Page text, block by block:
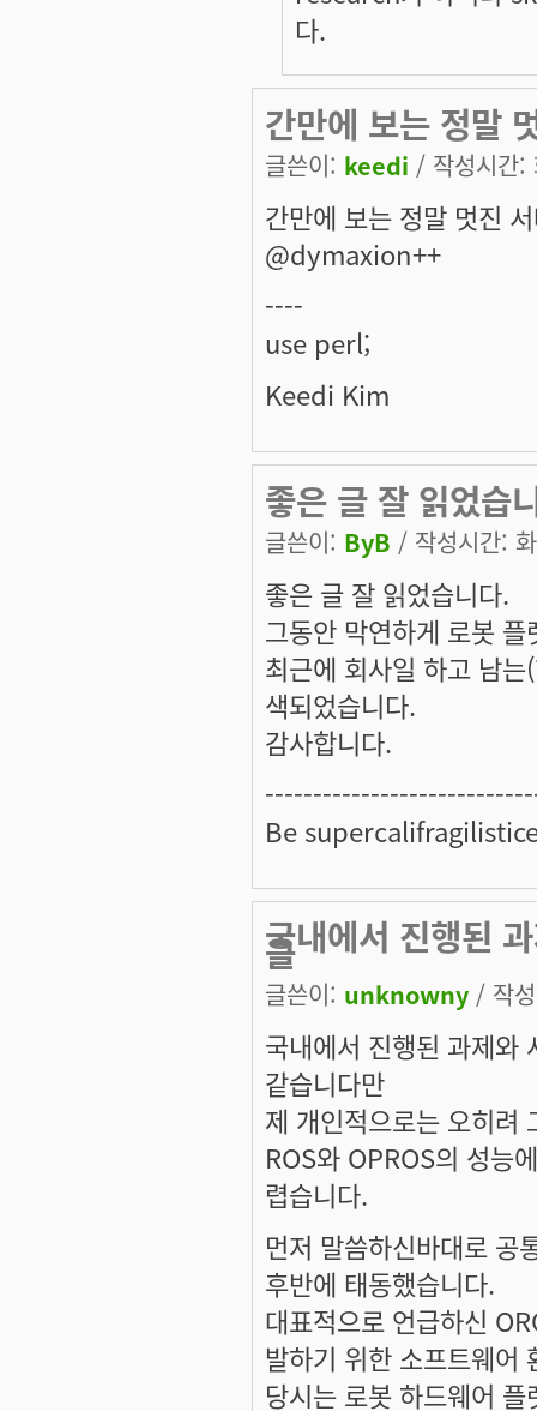
다.
간만에 보는 정말
글쓴이: keedi / 작성시간
간만에 보는 정말 멋진
@dymaxion++
----
use perl;
Keedi Kim
좋은 글 잘 읽었습
글쓴이: ByB / 작성시간:
좋은 글 잘 읽었습니다.
그동안 막연하게 로봇
최근에 회사일 하고 남
색되었습니다.
감사합니다.
Be
국내에서 진행된
을
글쓴이: unknowny / 작
국내에서 진행된 과제와
같습니다만
제 개인적으로는 오히려
ROS와 OPROS의 성능
렵습니다.
먼저 말씀하신바대로 공
후반에 태동했습니다.
대표적으로 언급하신
발하기 위한 소프트웨
당시는 로봇 하드웨어